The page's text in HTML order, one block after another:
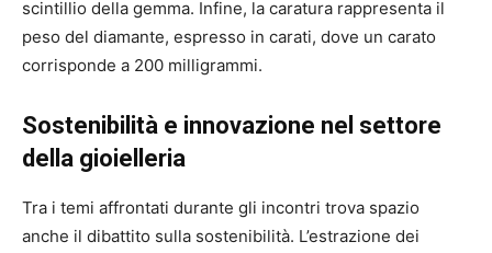
scintillio della gemma. Infine, la caratura rappresenta il
peso del diamante, espresso in carati, dove un carato
corrisponde a 200 milligrammi.
Sostenibilità e innovazione nel settore
della gioielleria
Tra i temi affrontati durante gli incontri trova spazio
anche il dibattito sulla sostenibilità. L’estrazione dei